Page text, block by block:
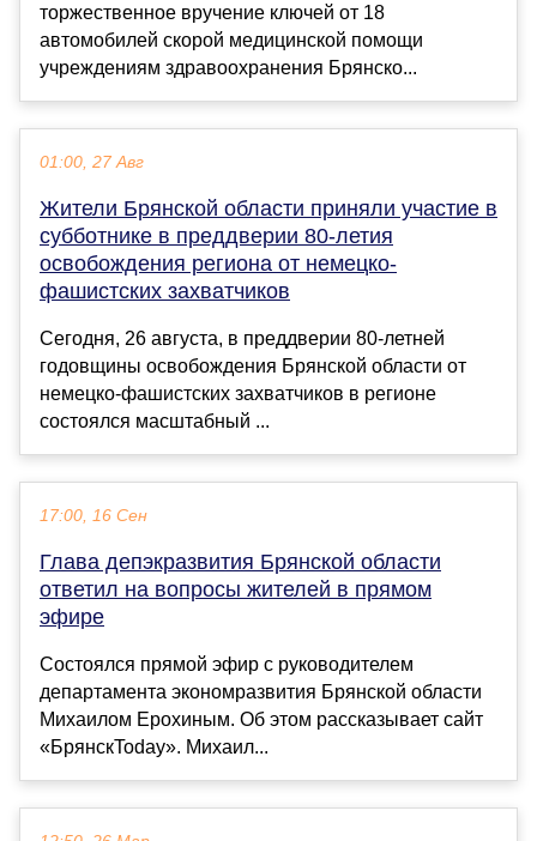
торжественное вручение ключей от 18
автомобилей скорой медицинской помощи
учреждениям здравоохранения Брянско...
01:00, 27 Авг
Жители Брянской области приняли участие в
субботнике в преддверии 80-летия
освобождения региона от немецко-
фашистских захватчиков
Сегодня, 26 августа, в преддверии 80-летней
годовщины освобождения Брянской области от
немецко-фашистских захватчиков в регионе
состоялся масштабный ...
17:00, 16 Сен
Глава депэкразвития Брянской области
ответил на вопросы жителей в прямом
эфире
Состоялся прямой эфир с руководителем
департамента экономразвития Брянской области
Михаилом Ерохиным. Об этом рассказывает сайт
«БрянскToday». Михаил...